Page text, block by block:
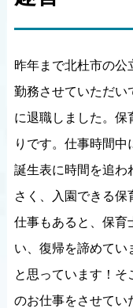
昨年まで北杜市の公
勤務させていただい
に退職しました。保
りです。仕事時間中
誕生表に時間を追わ
さく、入園できる
仕事もあると、保育
い、復帰を諦めてい
と思っています！
のお仕事をさせてい